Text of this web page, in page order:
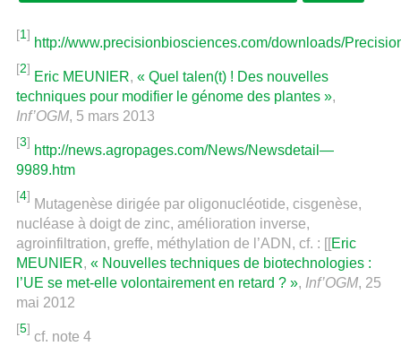
[1]
http://www.precisionbiosciences.com/downloads/
[2]
Eric MEUNIER, « Quel talen(t) ! Des nouvelles
techniques pour modifier le génome des plantes »,
Inf’OGM, 5 mars 2013
[3]
http://news.agropages.com/News/Newsdetail—
9989.htm
[4]
Mutagenèse dirigée par oligonucléotide, cisgenèse,
nucléase à doigt de zinc, amélioration inverse,
agroinfiltration, greffe, méthylation de l’ADN, cf. : [[Eric
MEUNIER, « Nouvelles techniques de biotechnologies :
l’UE se met-elle volontairement en retard ? », Inf’OGM, 25
mai 2012
[5]
cf. note 4